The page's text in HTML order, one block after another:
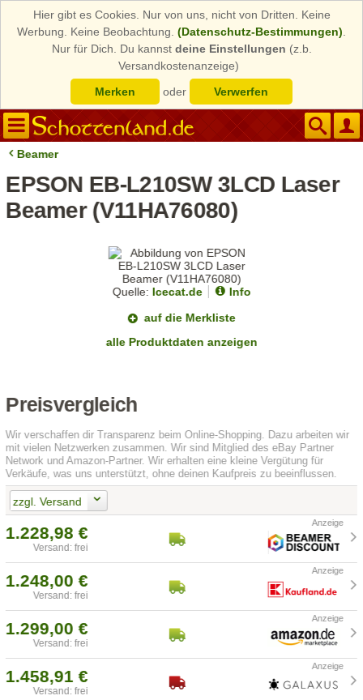
Hier gibt es Cookies. Nur von uns, nicht von Dritten. Keine
Werbung. Keine Beobachtung. (Datenschutz-Bestimmungen)
Nur für Dich. Du kannst deine Einstellungen (z.b.
Versandkostenanzeige)
Merken
oder Verwerfen
Beamer
EPSON EB-L210SW 3LCD Laser
Beamer (V11HA76080)
Quelle: Icecat.de
Info
auf die Merkliste
alle Produktdaten anzeigen
Preisvergleich
Wir verschaffen dir Transparenz beim Online-Shopping. Dazu arbeiten wir
mit vielen Netzwerken zusammen. Wir sind Mitglied des eBay Partner
Network und Amazon-Partner. Wir erhalten eine kleine Vergütung für
Verkäufe, was uns unterstützt, ohne deinen Kaufpreis zu beeinflussen.
zzgl. Versand
1.228,98 €
Versand: frei
1.248,00 €
Versand: frei
1.299,00 €
Versand: frei
1.458,91 €
Versand: frei